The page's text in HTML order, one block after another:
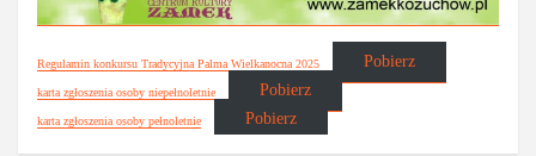
Regulamin konkursu Tradycyjna Palma Wielkanocna 2025 Pobierz
karta zgłoszenia osoby niepełnoletnie Pobierz
karta zgłoszenia osoby pełnoletnie Pobierz